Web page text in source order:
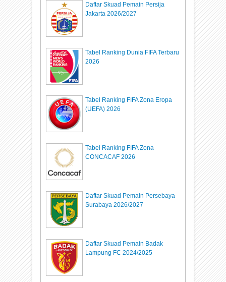
Daftar Skuad Pemain Persija
Jakarta 2026/2027
Tabel Ranking Dunia FIFA Terbaru
2026
Tabel Ranking FIFA Zona Eropa
(UEFA) 2026
Tabel Ranking FIFA Zona
CONCACAF 2026
Daftar Skuad Pemain Persebaya
Surabaya 2026/2027
Daftar Skuad Pemain Badak
Lampung FC 2024/2025